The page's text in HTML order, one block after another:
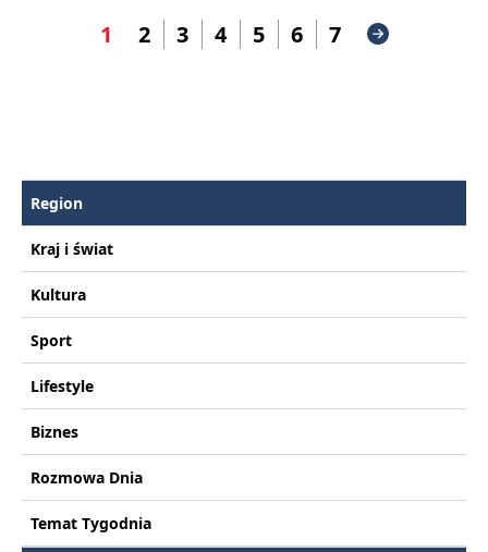
1 2 3 4 5 6 7
Region
Kraj i świat
Kultura
Sport
Lifestyle
Biznes
Rozmowa Dnia
Temat Tygodnia